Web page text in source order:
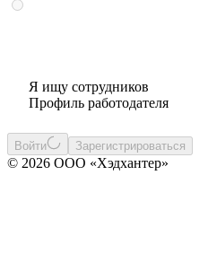
Я ищу сотрудников
Профиль работодателя
Войти Зарегистрироваться
© 2026 ООО «Хэдхантер»